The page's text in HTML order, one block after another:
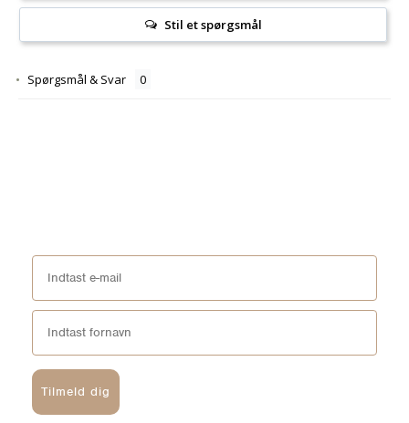
Stil et spørgsmål
Spørgsmål & Svar
Tilmeld dig